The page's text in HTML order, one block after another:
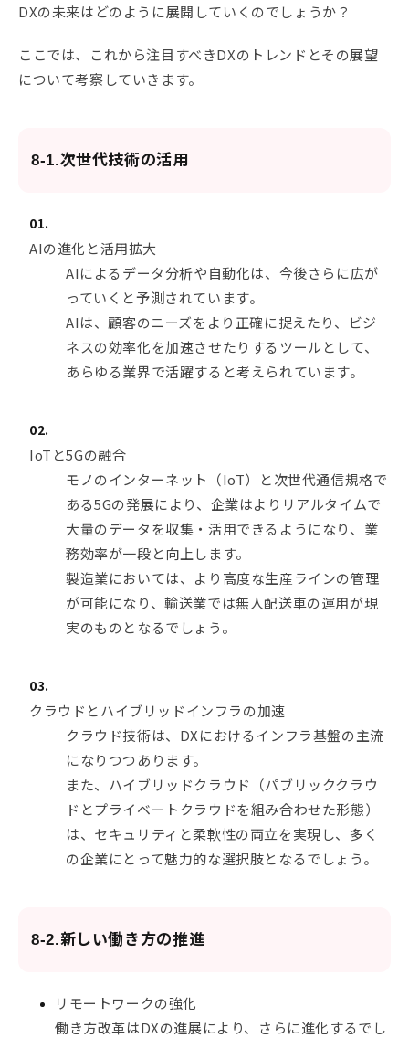
DXの未来はどのように展開していくのでしょうか？
ここでは、これから注目すべきDXのトレンドとその展望
について考察していきます。
8-1.次世代技術の活用
AIの進化と活用拡大
AIによるデータ分析や自動化は、今後さらに広が
っていくと予測されています。
AIは、顧客のニーズをより正確に捉えたり、ビジ
ネスの効率化を加速させたりするツールとして、
あらゆる業界で活躍すると考えられています。
IoTと5Gの融合
モノのインターネット（IoT）と次世代通信規格で
ある5Gの発展により、企業はよりリアルタイムで
大量のデータを収集・活用できるようになり、業
務効率が一段と向上します。
製造業においては、より高度な生産ラインの管理
が可能になり、輸送業では無人配送車の運用が現
実のものとなるでしょう。
クラウドとハイブリッドインフラの加速
クラウド技術は、DXにおけるインフラ基盤の主流
になりつつあります。
また、ハイブリッドクラウド（パブリッククラウ
ドとプライベートクラウドを組み合わせた形態）
は、セキュリティと柔軟性の両立を実現し、多く
の企業にとって魅力的な選択肢となるでしょう。
8-2.新しい働き方の推進
リモートワークの強化
働き方改革はDXの進展により、さらに進化するでし